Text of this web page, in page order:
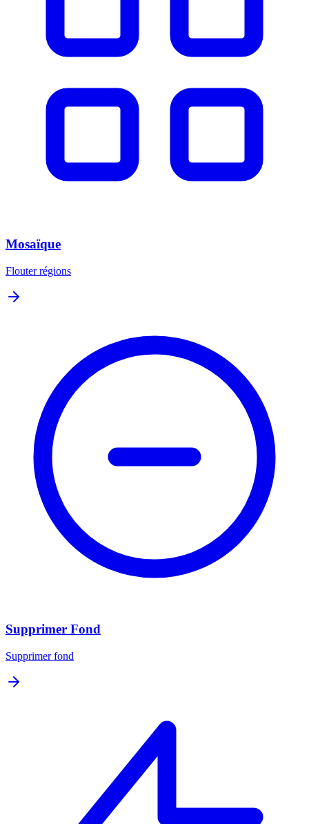
Mosaïque
Flouter régions
Supprimer Fond
Supprimer fond